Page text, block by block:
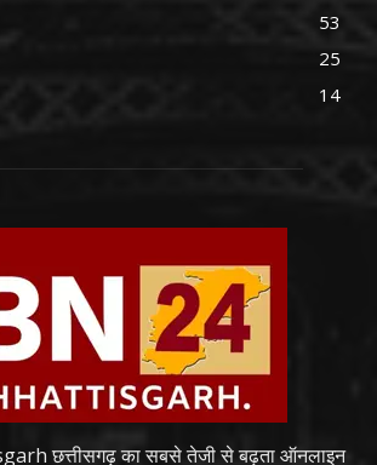
53
25
14
छत्तीसगढ़ का सबसे तेजी से बढ़ता ऑनलाइन